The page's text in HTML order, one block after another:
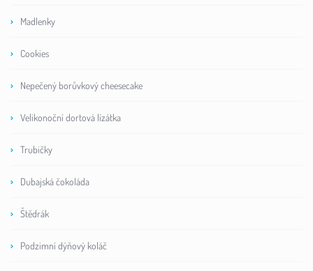
Madlenky
Cookies
Nepečený borůvkový cheesecake
Velikonoční dortová lízátka
Trubičky
Dubajská čokoláda
Štědrák
Podzimní dýňový koláč